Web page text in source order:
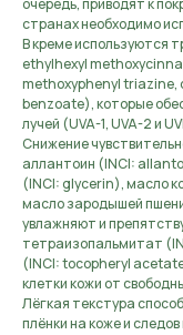
очередь, приводят к
странах необходимо
В креме используются
ethylhexyl
methoxyphenyl triazine,
benzoate), которые
лучей (UVA-1, UVA-2 и
Снижение
аллантоин (INCI:
(INCI: glycerin), мaсло
мaсло зародышей
увлажняют и
тетраизопальмитат
(INCI: tocopheryl
клетки кожи от
Лёгкая текстура
плёнки на коже и